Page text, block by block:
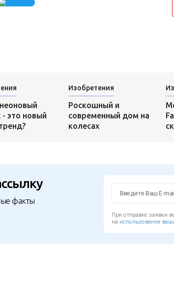
это новый
Изобретения
Роскошный и
современный дом на
колесах
факты
При отправке заявки
на использование